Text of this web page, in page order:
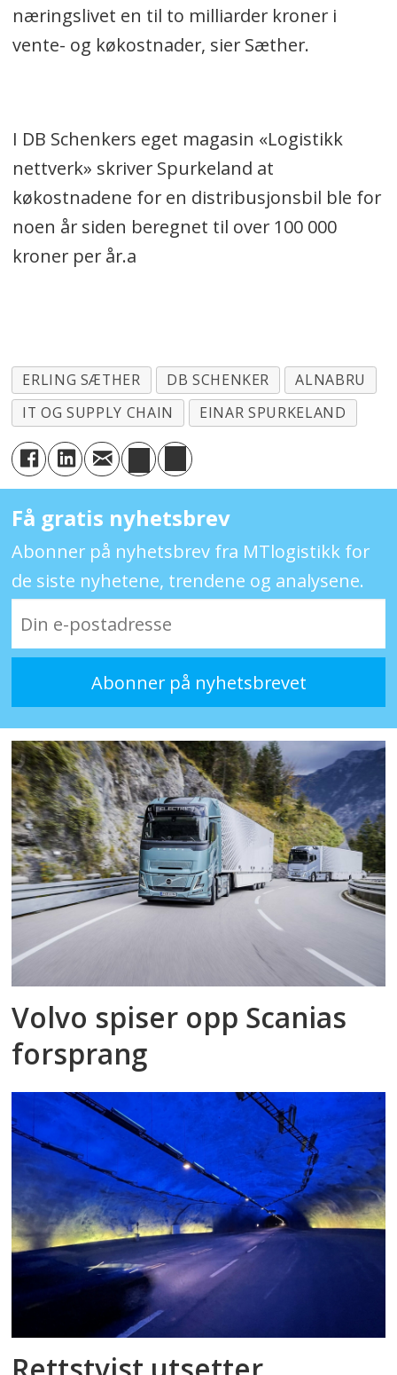
næringslivet en til to milliarder kroner i
vente- og køkostnader, sier Sæther.
I DB Schenkers eget magasin «Logistikk
nettverk» skriver Spurkeland at
køkostnadene for en distribusjonsbil ble for
noen år siden beregnet til over 100 000
kroner per år.a
ERLING SÆTHER DB SCHENKER
ALNABRU
IT OG SUPPLY CHAIN
EINAR SPURKELAND
Få gratis nyhetsbrev
Abonner på nyhetsbrev fra MTlogistikk for
de siste nyhetene, trendene og analysene.
Volvo spiser opp Scanias
forsprang